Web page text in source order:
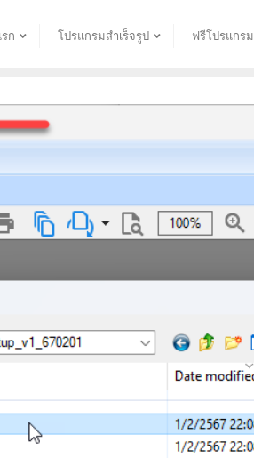
ก โปรแกรมสำเร็จรูป ฟรีโปรแกรม